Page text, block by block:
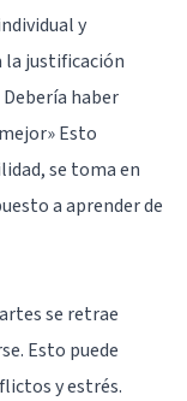
y
la justificación
haber
Esto
se toma en
a aprender de
se retrae
Esto puede
y estrés.